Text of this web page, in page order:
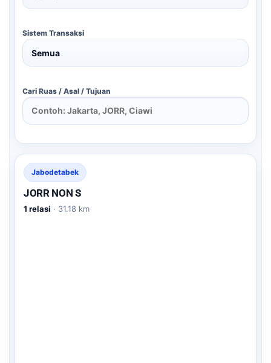
Sistem Transaksi
Cari Ruas / Asal / Tujuan
Jabodetabek
JORR NON S
1 relasi · 31.18 km